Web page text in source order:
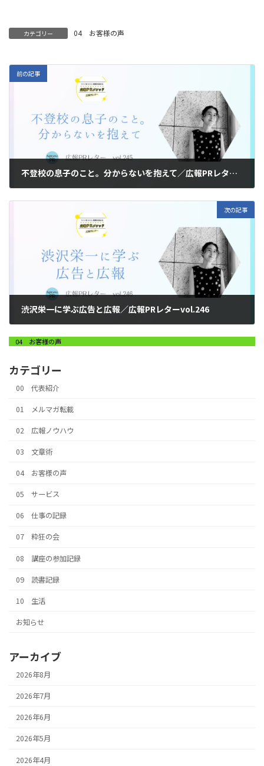
カテゴリー 04 お客様の声
前の記事
不登校の息子のこと。分からないを抱えて／広報PRレターvol.245
次の記事
渋沢栄一に学ぶ広告と広報／広報PRレターvol.246
04 お客様の声
カテゴリー
00 代表紹介
01 メルマガ転載
02 広報ノウハウ
03 文章術
04 お客様の声
05 サービス
06 仕事の記録
07 粋狂の会
08 講座の参加記録
09 読書記録
10 生活
お知らせ
アーカイブ
2026年8月
2026年7月
2026年6月
2026年5月
2026年4月